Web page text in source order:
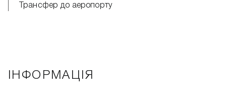
Трансфер до аеропорту
ІНФОРМАЦІЯ